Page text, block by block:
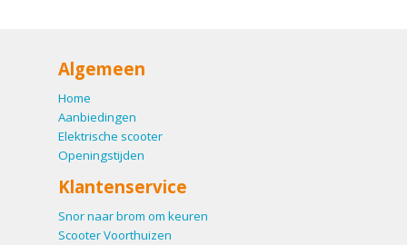
Algemeen
Home
Aanbiedingen
Elektrische scooter
Openingstijden
Klantenservice
Snor naar brom om keuren
Scooter Voorthuizen